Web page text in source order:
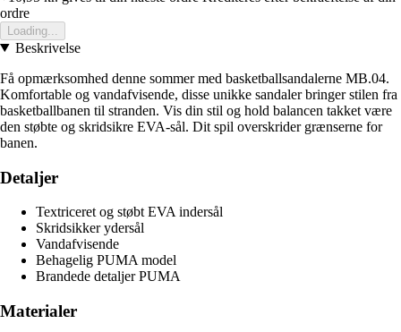
ordre
Loading...
Beskrivelse
Få opmærksomhed denne sommer med basketballsandalerne MB.04.
Komfortable og vandafvisende, disse unikke sandaler bringer stilen fra
basketballbanen til stranden. Vis din stil og hold balancen takket være
den støbte og skridsikre EVA-sål. Dit spil overskrider grænserne for
banen.
Detaljer
Textriceret og støbt EVA indersål
Skridsikker ydersål
Vandafvisende
Behagelig PUMA model
Brandede detaljer PUMA
Materialer